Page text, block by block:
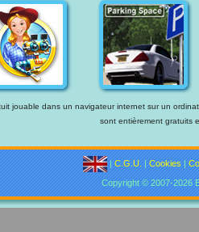
jouable dans un navigateur internet sur un
sont entièrement gratuits
|C.G.U.|Cookies|
Copyright © 2007-2026